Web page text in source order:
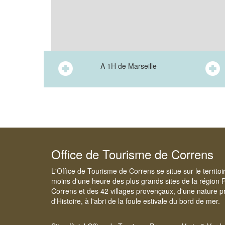
A 1H de Marseille
Office de Tourisme de Correns
L'Office de Tourisme de Correns se situe sur le
moins d'une heure des plus grands sites de la région
Correns et des 42 villages provençaux, d'une nature
d'Histoire, à l'abri de la foule estivale du bord de mer.